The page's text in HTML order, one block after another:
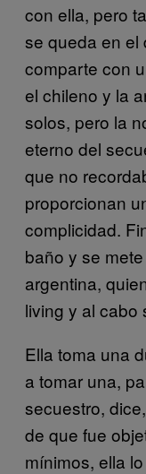
con ella, pero
se queda en el
comparte con
el chileno y la
solos, pero la
eterno del
que no
proporcionan
complicidad.
baño y se
argentina,
living y al cabo
Ella toma una
a tomar una,
secuestro,
de que fue
mínimos, ella